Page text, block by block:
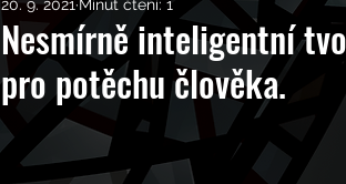
Nesmírně inteligentní
pro potěchu člověka.
20. 9. 2021 Minut čtení: 1